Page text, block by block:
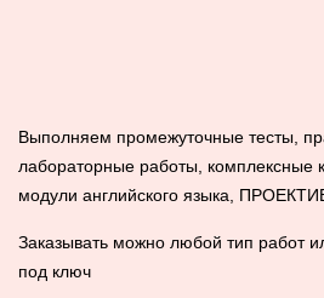
Выполняем промежуточные тесты,
лабораторные работы, комплексные
модули английского языка,
Заказывать можно любой тип работ
под ключ